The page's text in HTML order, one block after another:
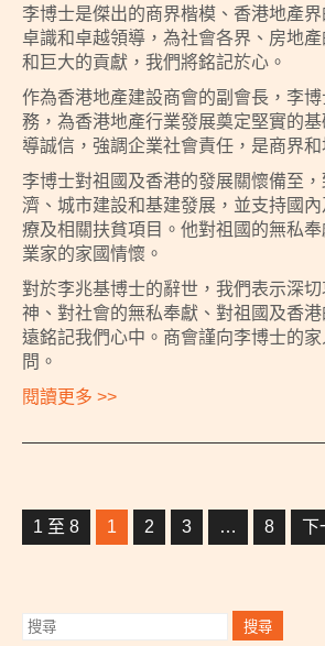
李博士是傑出的商界楷模、香港地產
卓識和卓越領導，為社會各界、房地
和巨大的貢獻，我們將銘記於心。
作為香港地產建設商會的副會長，李
務，為香港地產行業發展奠定堅實的
導誠信，強調企業社會責任，是商界和
李博士對祖國及香港的發展關懷備至
濟、城市建設和基建發展，並支持國
療及相關扶貧項目。他對祖國的無私
業家的家國情懷。
對於李兆基博士的辭世，我們表示深
神、對社會的無私奉獻、對祖國及香
遠銘記我們心中。商會謹向李博士的
問。
閱讀更多 >>
1 至 8 1 2 3 … 8 下